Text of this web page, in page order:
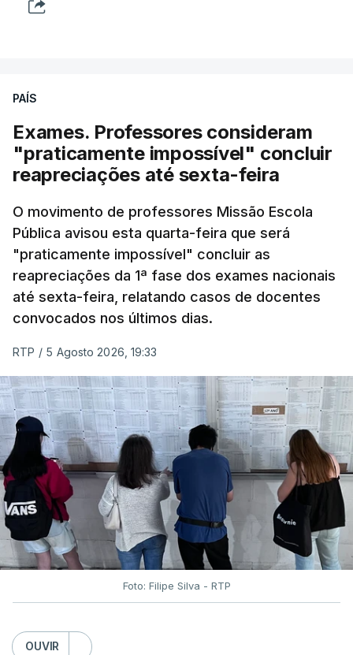
PAÍS
Exames. Professores consideram
"praticamente impossível" concluir
reapreciações até sexta-feira
O movimento de professores Missão Escola
Pública avisou esta quarta-feira que será
"praticamente impossível" concluir as
reapreciações da 1ª fase dos exames nacionais
até sexta-feira, relatando casos de docentes
convocados nos últimos dias.
RTP / 5 Agosto 2026, 19:33
Foto: Filipe Silva - RTP
OUVIR